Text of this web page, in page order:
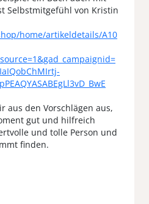
Selbstmitgefühl von Kristin
home/artikeldetails/A10
aus den Vorschlägen aus,
gut und hilfreich
und tolle Person und
finden.